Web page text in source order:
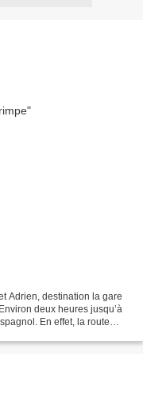
Adrien, destination la gare
deux heures jusqu’à
En effet, la route